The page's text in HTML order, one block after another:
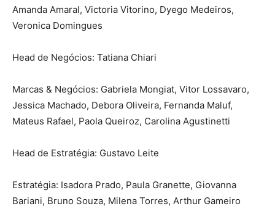
Amanda Amaral, Victoria Vitorino, Dyego Medeiros,
Veronica Domingues
Head de Negócios: Tatiana Chiari
Marcas & Negócios: Gabriela Mongiat, Vitor Lossavaro,
Jessica Machado, Debora Oliveira, Fernanda Maluf,
Mateus Rafael, Paola Queiroz, Carolina Agustinetti
Head de Estratégia: Gustavo Leite
Estratégia: Isadora Prado, Paula Granette, Giovanna
Bariani, Bruno Souza, Milena Torres, Arthur Gameiro